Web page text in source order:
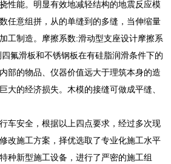
性能。明显有效地减轻结构的地震反应模
任意组拼，从的单缝到的多缝，当伸缩量
工制造。摩擦系数:滑动型支座设计摩擦系
氟滑板和不锈钢板在有硅脂润滑条件下的
部的物品、仪器价值远大于理筑本身的造
大的经济损失。木模的接缝可做成平缝、
车安全，根据以上四点要求，经过多次现
改施工方案，择优选取了专业化施工水平
种新型施工设备，进行了严密的施工组